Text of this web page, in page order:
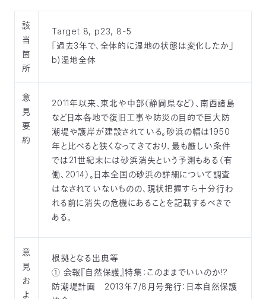
該
当
箇
所
Target 8, p23, 8-5
「過去3年で、全体的に湿地の状態は変化したか」
b)湿地全体
意
見
要
約
2011年以来、東北や中部（静岡県など）、南西諸島
など日本各地で復旧工事や防災の目的で巨大防
潮堤や護岸が建設されている。砂浜の幅は1950
年と比べると狭くなってきており、最も厳しい条件
では21世紀末には砂浜消失という予測もある（有
働、2014）。日本全国の砂浜の詳細について調査
はなされていないものの、現状把握すら十分行わ
れる前に消失の危機にあることを記載するべきで
ある。
意
見
お
よ
根拠となる出典等
① 会報『自然保護』特集：このままでいいのか!?
防潮堤計画 2013年7/8月号発行：日本自然保護